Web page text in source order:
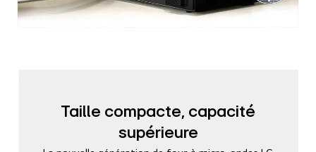
Taille compacte, capacité
supérieure